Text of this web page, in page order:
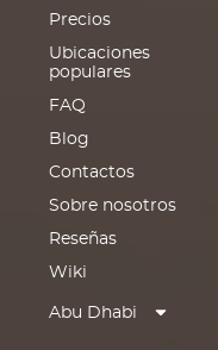
Precios
Ubicaciones
populares
FAQ
Blog
Contactos
Sobre nosotros
Reseñas
Wiki
Abu Dhabi